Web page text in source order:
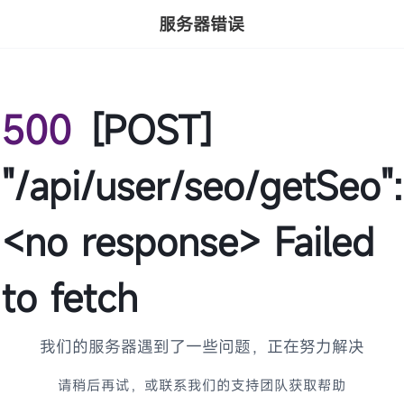
服务器错误
500 [POST]
"/api/user/seo/getSeo":
<no response> Failed
to fetch
我们的服务器遇到了一些问题，正在努力解决
请稍后再试，或联系我们的支持团队获取帮助